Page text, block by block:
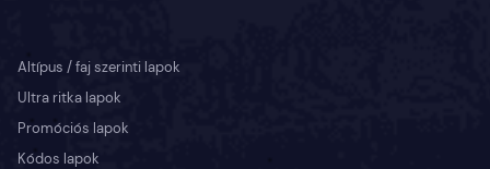
Altípus / faj szerinti lapok
Ultra ritka lapok
Promóciós lapok
Kódos lapok